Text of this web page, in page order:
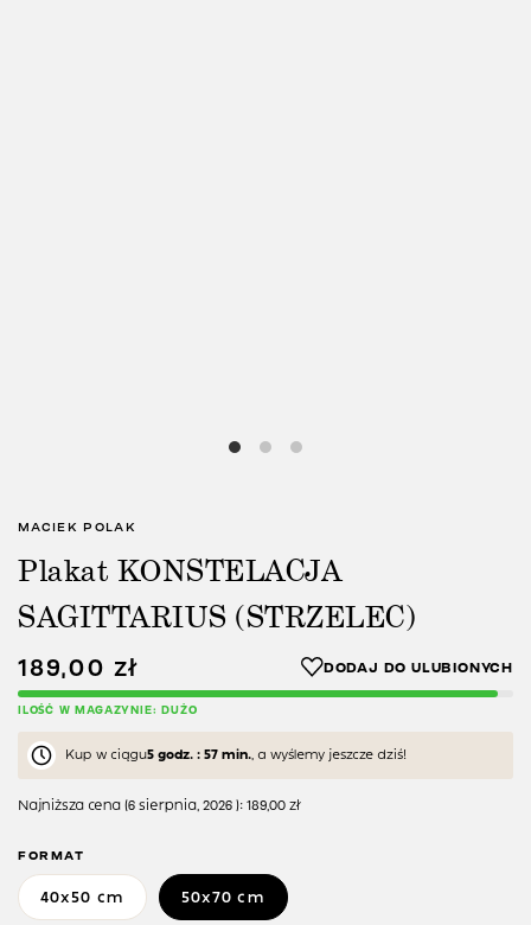
MACIEK POLAK
Plakat KONSTELACJA
SAGITTARIUS (STRZELEC)
189,00 zł
ILOŚĆ W MAGAZYNIE: DUŻO
Kup w ciągu5 godz. : 57 min. , a wyślemy jeszcze dziś!
Najniższa cena (6 sierpnia, 2026 ): 189,00 zł
FORMAT
40x50 cm 50x70 cm